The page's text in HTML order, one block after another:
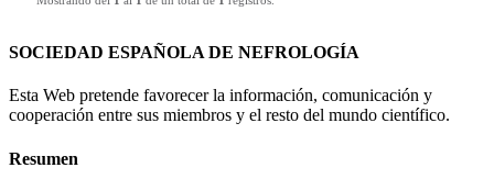
SOCIEDAD ESPAÑOLA DE NEFROLOGÍA
Esta Web pretende favorecer la información, comunicación y
cooperación entre sus miembros y el resto del mundo científico.
Resumen